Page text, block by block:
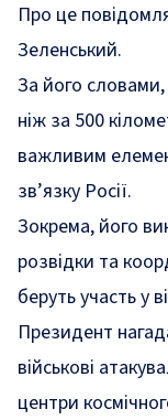
Про це
Зеленський.
За його
ніж за 500
важливим
зв’язку Росії.
Зокрема, його
розвідки та
беруть участь у
Президент
військові
центри